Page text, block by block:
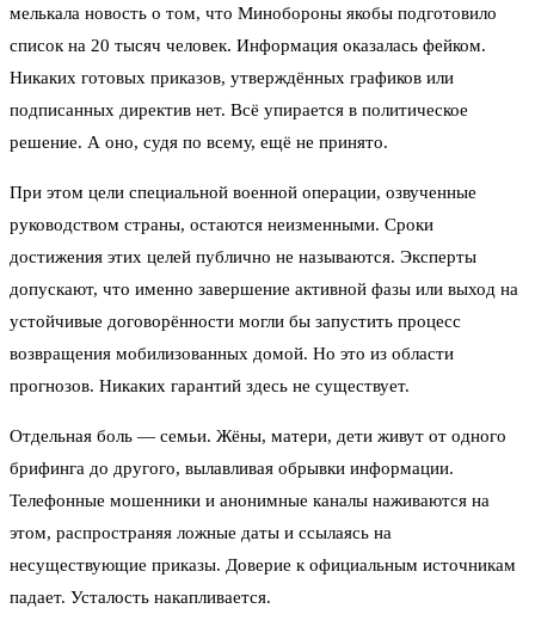
мелькала новость о том, что Минобороны якобы подготовило
список на 20 тысяч человек. Информация оказалась фейком.
Никаких готовых приказов, утверждённых графиков или
подписанных директив нет. Всё упирается в политическое
решение. А оно, судя по всему, ещё не принято.
При этом цели специальной военной операции, озвученные
руководством страны, остаются неизменными. Сроки
достижения этих целей публично не называются. Эксперты
допускают, что именно завершение активной фазы или выход на
устойчивые договорённости могли бы запустить процесс
возвращения мобилизованных домой. Но это из области
прогнозов. Никаких гарантий здесь не существует.
Отдельная боль — семьи. Жёны, матери, дети живут от одного
брифинга до другого, вылавливая обрывки информации.
Телефонные мошенники и анонимные каналы наживаются на
этом, распространяя ложные даты и ссылаясь на
несуществующие приказы. Доверие к официальным источникам
падает. Усталость накапливается.